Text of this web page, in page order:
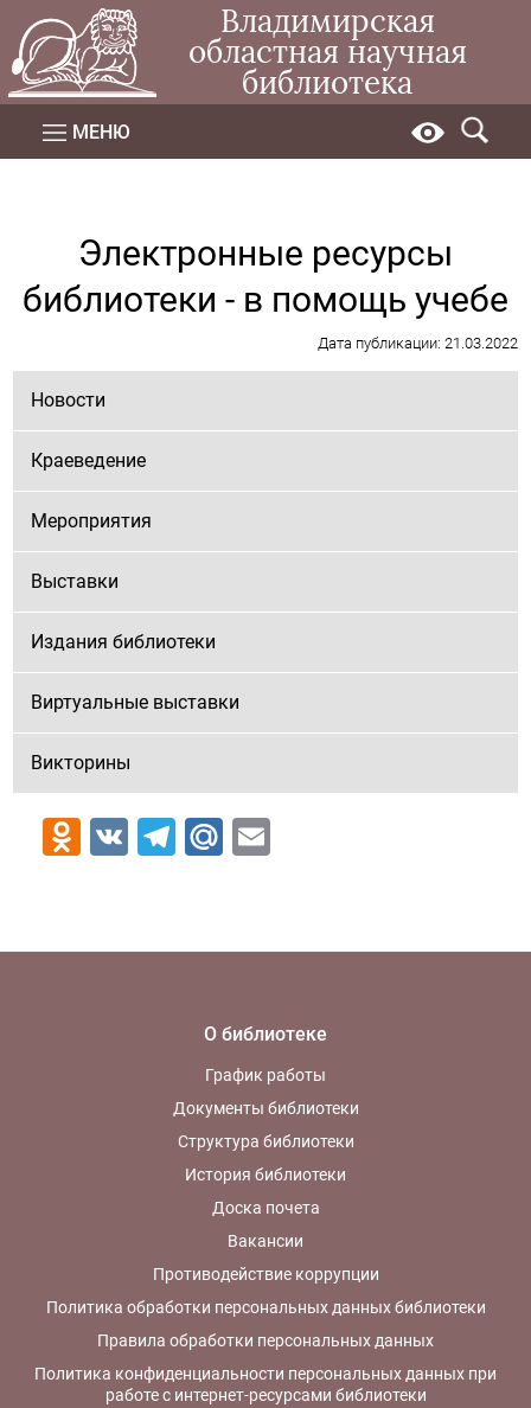
Владимирская
областная научная
библиотека
МЕНЮ
Электронные ресурсы
библиотеки - в помощь учебе
Дата публикации: 21.03.2022
Новости
Краеведение
Мероприятия
Выставки
Издания библиотеки
Виртуальные выставки
Викторины
Odnoklassniki
VK Telegram
Mail.Ru
О библиотеке
График работы
Документы библиотеки
Структура библиотеки
История библиотеки
Доска почета
Вакансии
Противодействие коррупции
Политика обработки персональных данных библиотеки
Правила обработки персональных данных
Политика конфиденциальности персональных данных при
работе с интернет-ресурсами библиотеки